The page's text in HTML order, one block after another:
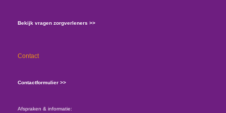
Bekijk vragen zorgverleners >>
Contact
Contactformulier >>
Afspraken & informatie: